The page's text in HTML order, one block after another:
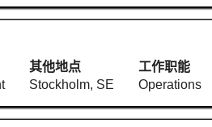
其他地点
Stockholm, SE
工作职能
Operations